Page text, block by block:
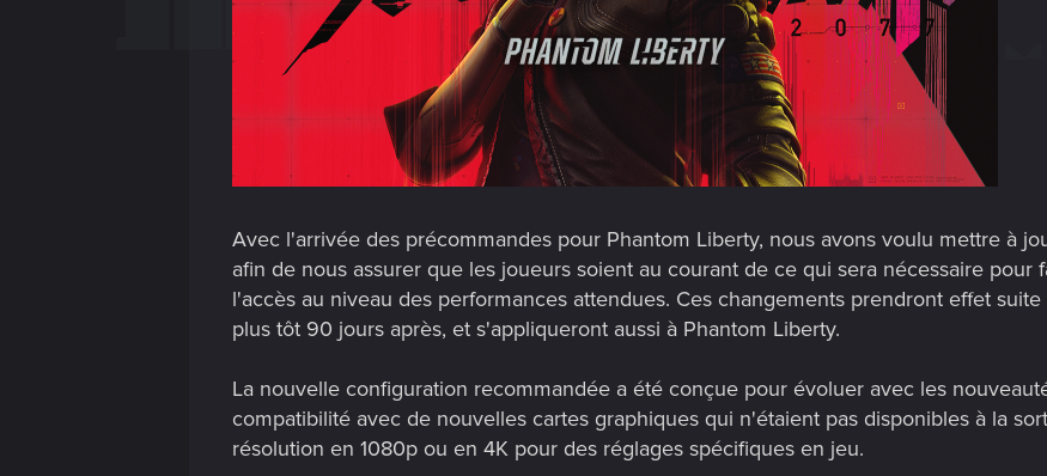
Avec l'arrivée des précommandes pour Phantom Liberty, nous avons voulu mettre à
afin de nous assurer que les joueurs soient au courant de ce qui sera nécessaire
l'accès au niveau des performances attendues. Ces changements prendront effet
plus tôt 90 jours après, et s'appliqueront aussi à Phantom Liberty.
La nouvelle configuration recommandée a été conçue pour évoluer avec les
compatibilité avec de nouvelles cartes graphiques qui n'étaient pas disponibles à la
résolution en 1080p ou en 4K pour des réglages spécifiques en jeu.